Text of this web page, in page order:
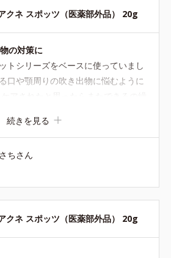
クネ スポッツ（医薬部外品） 20g
の対策に
トシリーズをベースに使っていまし
口や顎周りの吹き出物に悩むように
ーズに変えようか悩み、お問合せ窓
たところ、保湿はユードット、口や
でポイントケアするのはどうかとア
たような悩みの方の口コミも参考
を確認のうえで現品購入しました。
湿の前に、口や顎周りにはこちらの
まだ不安定さはありますが、こちら
きました。 お肌の調子が安定するこ
続きを見る
さちさん
クネ スポッツ（医薬部外品） 20g